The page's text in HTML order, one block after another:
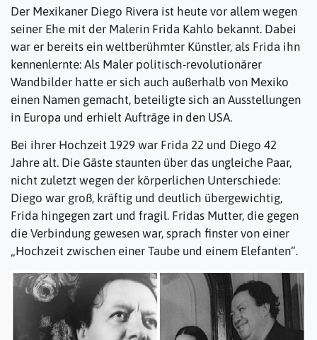
Der Mexikaner Diego Rivera ist heute vor allem wegen
seiner Ehe mit der Malerin Frida Kahlo bekannt. Dabei
war er bereits ein weltberühmter Künstler, als Frida ihn
kennenlernte: Als Maler politisch-revolutionärer
Wandbilder hatte er sich auch außerhalb von Mexiko
einen Namen gemacht, beteiligte sich an Ausstellungen
in Europa und erhielt Aufträge in den USA.
Bei ihrer Hochzeit 1929 war Frida 22 und Diego 42
Jahre alt. Die Gäste staunten über das ungleiche Paar,
nicht zuletzt wegen der körperlichen Unterschiede:
Diego war groß, kräftig und deutlich übergewichtig,
Frida hingegen zart und fragil. Fridas Mutter, die gegen
die Verbindung gewesen war, sprach finster von einer
„Hochzeit zwischen einer Taube und einem Elefanten“.